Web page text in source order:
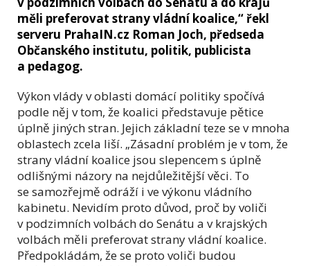
měli preferovat strany vládní koalice,“ řekl
serveru PrahaIN.cz Roman Joch, předseda
Občanského institutu, politik, publicista
a pedagog.
Výkon vlády v oblasti domácí politiky spočívá
podle něj v tom, že koalici představuje pětice
úplně jiných stran. Jejich základní teze se v mnoha
oblastech zcela liší. „Zásadní problém je v tom, že
strany vládní koalice jsou slepencem s úplně
odlišnými názory na nejdůležitější věci. To
se samozřejmě odráží i ve výkonu vládního
kabinetu. Nevidím proto důvod, proč by voliči
v podzimních volbách do Senátu a v krajských
volbách měli preferovat strany vládní koalice.
Předpokládám, že se proto voliči budou